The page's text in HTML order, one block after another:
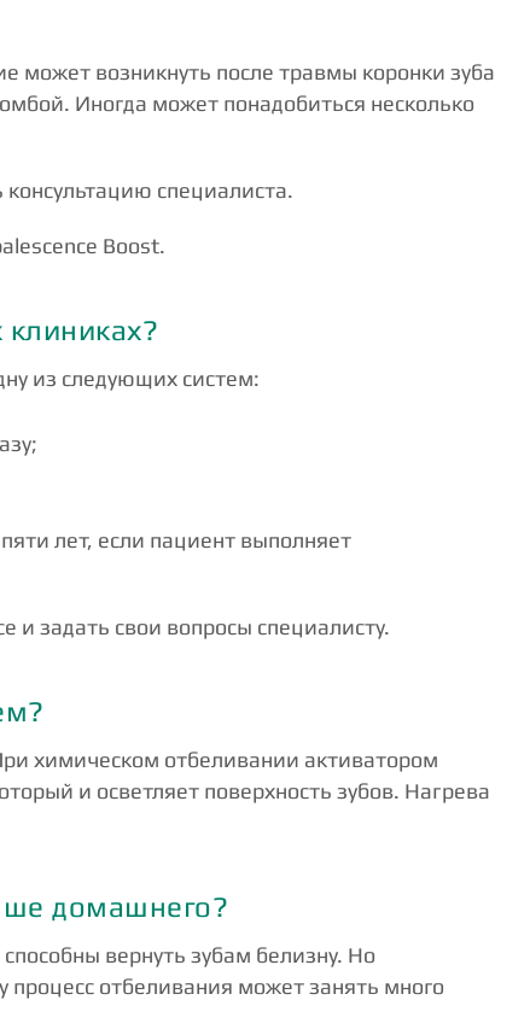
может возникнуть после травмы коронки зуба
Иногда может понадобиться несколько
специалиста.
Boost.
из следующих систем:
лет, если пациент выполняет
и задать свои вопросы специалисту.
химическом отбеливании активатором
и осветляет поверхность зубов. Нагрева
домашнего?
вернуть зубам белизну. Но
отбеливания может занять много